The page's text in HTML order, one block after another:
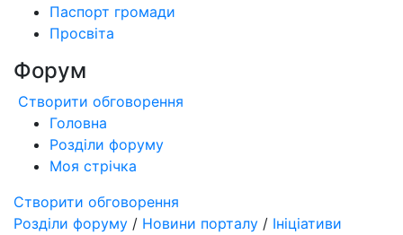
Паспорт громади
Просвіта
Форум
Створити обговорення
Головна
Розділи форуму
Моя стрічка
Створити обговорення
Розділи форуму / Новини порталу / Ініціативи